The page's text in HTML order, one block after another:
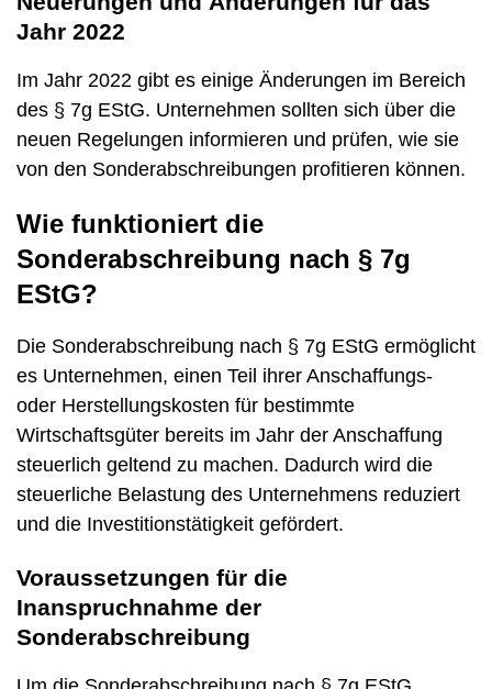
Jahr 2022
Im Jahr 2022 gibt es einige Änderungen im Bereich
des § 7g EStG. Unternehmen sollten sich über die
neuen Regelungen informieren und prüfen, wie sie
von den Sonderabschreibungen profitieren können.
Wie funktioniert die
Sonderabschreibung nach § 7g
EStG?
Die Sonderabschreibung nach § 7g EStG ermöglicht
es Unternehmen, einen Teil ihrer Anschaffungs-
oder Herstellungskosten für bestimmte
Wirtschaftsgüter bereits im Jahr der Anschaffung
steuerlich geltend zu machen. Dadurch wird die
steuerliche Belastung des Unternehmens reduziert
und die Investitionstätigkeit gefördert.
Voraussetzungen für die
Inanspruchnahme der
Sonderabschreibung